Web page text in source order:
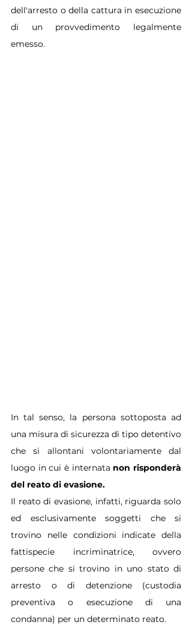
dell'arresto o della cattura in esecuzione
di un provvedimento legalmente
emesso.
In tal senso, la persona sottoposta ad
una misura di sicurezza di tipo detentivo
che si allontani volontariamente dal
luogo in cui è internata non risponderà
del reato di evasione.
Il reato di evasione, infatti, riguarda solo
ed esclusivamente soggetti che si
trovino nelle condizioni indicate della
fattispecie incriminatrice, ovvero
persone che si trovino in uno stato di
arresto o di detenzione (custodia
preventiva o esecuzione di una
condanna) per un determinato reato.